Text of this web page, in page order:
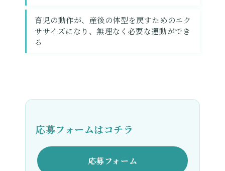
育児の動作が、産後の体型を戻すためのエク
ササイズになり、無理なく必要な運動ができ
る
応募フォームはコチラ
応募フォーム